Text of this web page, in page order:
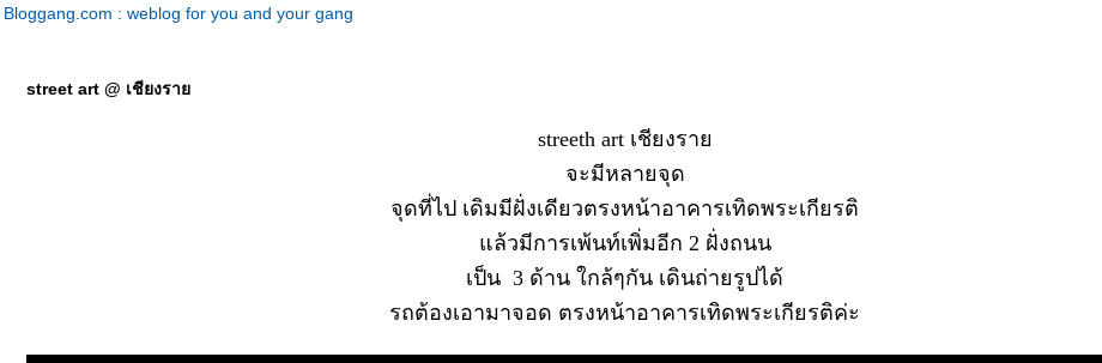
Bloggang.com : weblog for you and your gang
street art @ เชียงรา
streeth art เชียงรา
จะมีหลายจุด
จุดที่ไป เดิมมีฝั่งเดียวตรงหน้าอาคารเทิดพระเกียรติ
ล้วมีการเพ้นท์เพิ่มอีก 2 ฝั่งถนน
เป็น 3 ด้าน ใกล้ๆกัน เดินถ่ายรูปได้
รถต้องเอามาจอด ตรงหน้าอาคารเทิดพระเกียรติค่ะ